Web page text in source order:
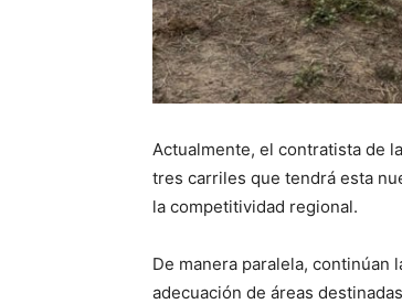
Actualmente, el contratista de
tres carriles que tendrá esta
la competitividad regional.
De manera paralela, continúan
adecuación de áreas